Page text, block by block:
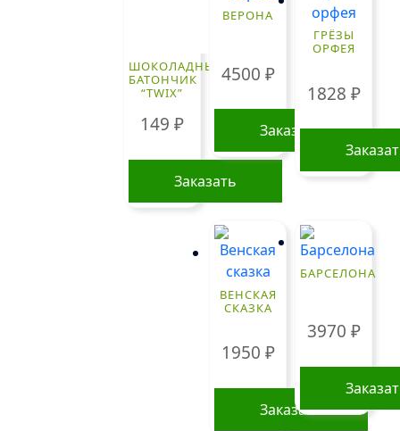
ШОКОЛАДНЫЙ
БАТОНЧИК
“TWIX”
149₽
Заказать
ВЕРОНА
4500 ₽
Заказать
ГРЁЗЫ
ОРФЕЯ
1828 ₽
ВЕНСКАЯ
СКАЗКА
1950 ₽
Заказать
БАРСЕЛОНА
3970 ₽